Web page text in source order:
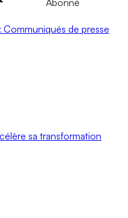
Communiqués de presse
sa transformation